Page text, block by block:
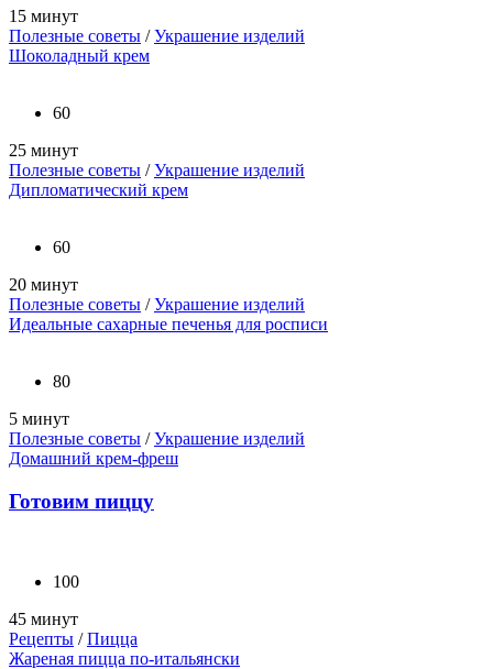
15 минут
Полезные советы /Украшение изделий
Шоколадный крем
60
25 минут
Полезные советы /Украшение изделий
Дипломатический крем
60
20 минут
Полезные советы /Украшение изделий
Идеальные сахарные печенья для росписи
80
5 минут
Полезные советы /Украшение изделий
Домашний крем-фреш
Готовим пиццу
100
45 минут
Рецепты /Пицца
Жареная пицца по-итальянски